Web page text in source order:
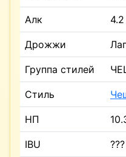
Алк 4.2
Дрожжи
Группа стилей
Стиль
НП
IBU ???